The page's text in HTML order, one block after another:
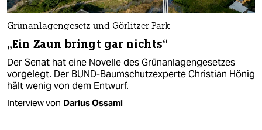
Grünanlagengesetz und Görlitzer Park
„Ein Zaun bringt gar nichts“
Der Senat hat eine Novelle des Grün­anlagen­gesetzes
vorgelegt. Der BUND-Baumschutzexperte Christian Hönig
hält wenig von dem Entwurf.
Interview von Darius Ossami